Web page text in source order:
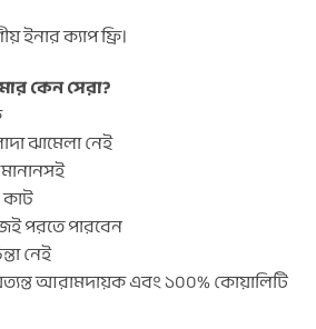
. ৳ .
ইনার ক্যাপ ফ্রি।
কেন সেরা?
ঝামেলা নেই
পরতে পারবেন
নেই
আরামদায়ক এবং ১০০% কোয়ালিটি